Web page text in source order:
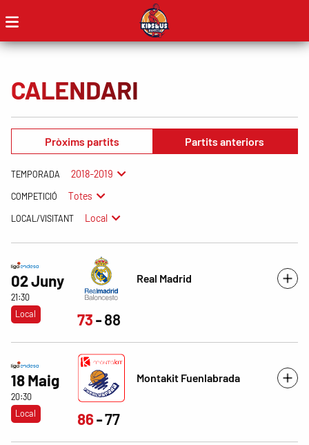
CALENDARI
Pròxims partits Partits anteriors
TEMPORADA 2018-2019
COMPETICIÓ Totes
LOCAL/VISITANT Local
02 Juny
21:30
Local
Real Madrid
73 88
18 Maig
20:30
Local
Montakit Fuenlabrada
86 77